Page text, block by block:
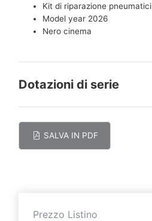
Kit di riparazione pneumatici
Model year 2026
Nero cinema
Dotazioni di serie
SALVA IN PDF
Prezzo Listino